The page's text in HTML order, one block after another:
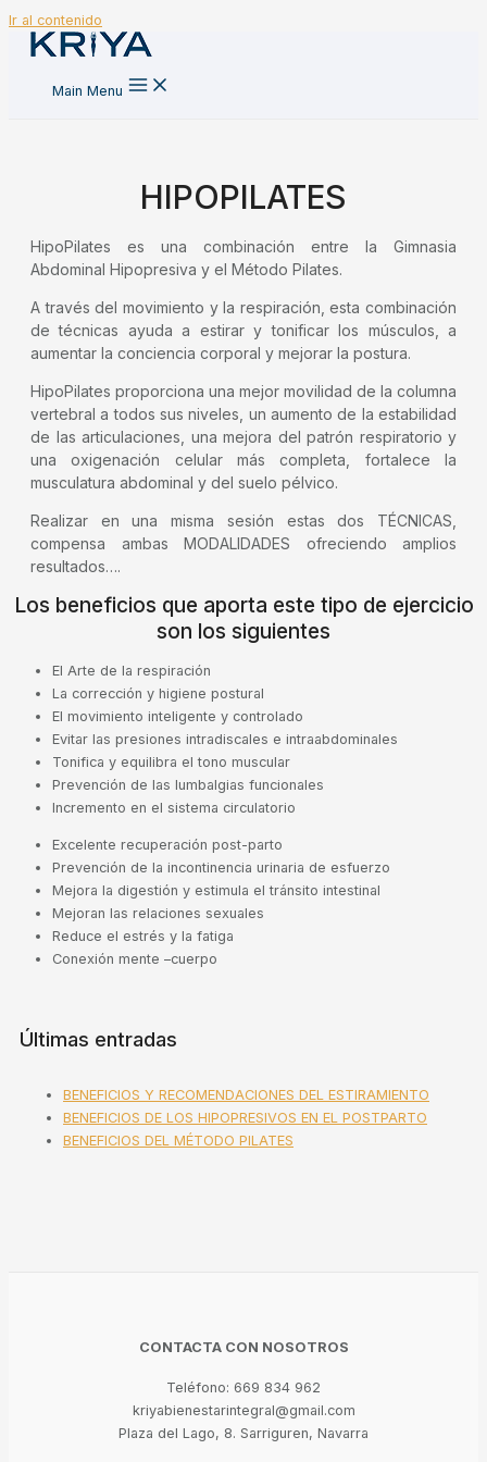
Ir al contenido
Main Menu
HIPOPILATES
HipoPilates es una combinación entre la Gimnasia
Abdominal Hipopresiva y el Método Pilates.
A través del movimiento y la respiración, esta combinación
de técnicas ayuda a estirar y tonificar los músculos, a
aumentar la conciencia corporal y mejorar la postura.
HipoPilates proporciona una mejor movilidad de la columna
vertebral a todos sus niveles, un aumento de la estabilidad
de las articulaciones, una mejora del patrón respiratorio y
una oxigenación celular más completa, fortalece la
musculatura abdominal y del suelo pélvico.
Realizar en una misma sesión estas dos TÉCNICAS,
compensa ambas MODALIDADES ofreciendo amplios
resultados….
Los beneficios que aporta este tipo de ejercicio
son los siguientes
El Arte de la respiración
La corrección y higiene postural
El movimiento inteligente y controlado
Evitar las presiones intradiscales e intraabdominales
Tonifica y equilibra el tono muscular
Prevención de las lumbalgias funcionales
Incremento en el sistema circulatorio
Excelente recuperación post-parto
Prevención de la incontinencia urinaria de esfuerzo
Mejora la digestión y estimula el tránsito intestinal
Mejoran las relaciones sexuales
Reduce el estrés y la fatiga
Conexión mente –cuerpo
Últimas entradas
BENEFICIOS Y RECOMENDACIONES DEL ESTIRAMIENTO
BENEFICIOS DE LOS HIPOPRESIVOS EN EL POSTPARTO
BENEFICIOS DEL MÉTODO PILATES
CONTACTA CON NOSOTROS
Teléfono: 669 834 962
kriyabienestarintegral@gmail.com
Plaza del Lago, 8. Sarriguren, Navarra